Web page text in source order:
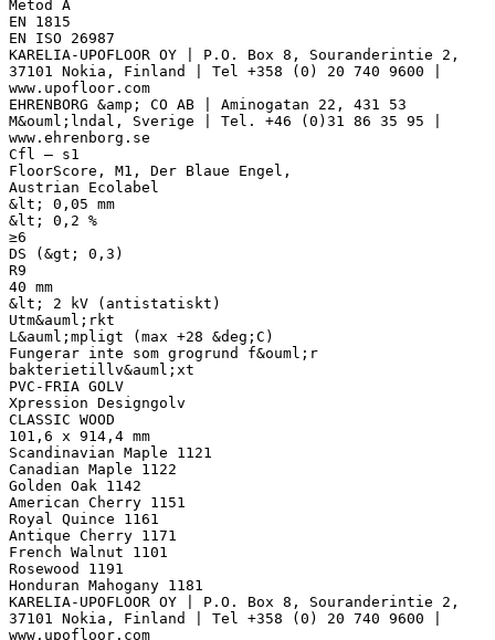
Metod A
EN 1815
EN ISO 26987
KARELIA-UPOFLOOR OY | P.O. Box 8, Souranderintie 2,
37101 Nokia, Finland | Tel +358 (0) 20 740 9600 |
www.upofloor.com
EHRENBORG &amp; CO AB | Aminogatan 22, 431 53
M&ouml;lndal, Sverige | Tel. +46 (0)31 86 35 95 |
www.ehrenborg.se
Cfl – s1
FloorScore, M1, Der Blaue Engel,
Austrian Ecolabel
&lt; 0,05 mm
&lt; 0,2 %
≥6
DS (&gt; 0,3)
R9
40 mm
&lt; 2 kV (antistatiskt)
Utm&auml;rkt
L&auml;mpligt (max +28 &deg;C)
Fungerar inte som grogrund f&ouml;r
bakterietillv&auml;xt
PVC-FRIA GOLV
Xpression Designgolv
CLASSIC WOOD
101,6 x 914,4 mm
Scandinavian Maple 1121
Canadian Maple 1122
Golden Oak 1142
American Cherry 1151
Royal Quince 1161
Antique Cherry 1171
French Walnut 1101
Rosewood 1191
Honduran Mahogany 1181
KARELIA-UPOFLOOR OY | P.O. Box 8, Souranderintie 2,
37101 Nokia, Finland | Tel +358 (0) 20 740 9600 |
www.upofloor.com